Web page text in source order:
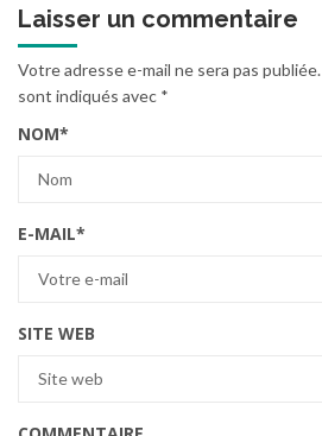
Laisser un commentaire
Votre adresse e-mail ne sera pas publiée.
sont indiqués avec *
NOM*
E-MAIL*
SITE WEB